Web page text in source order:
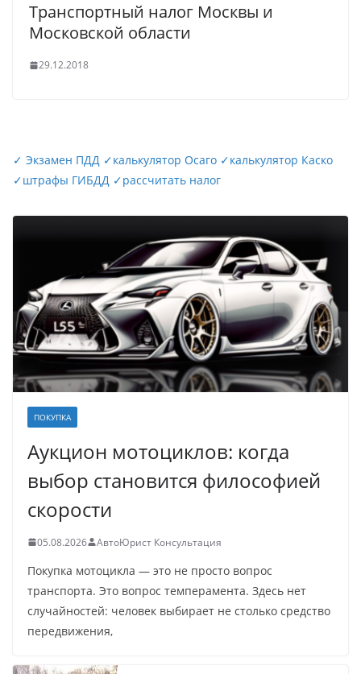
Транспортный налог Москвы и
Московской области
29.12.2018
✓ Экзамен ПДД ✓калькулятор Осаго ✓калькулятор Каско
✓штрафы ГИБДД ✓рассчитать налог
ПОКУПКА
Аукцион мотоциклов: когда
выбор становится философией
скорости
05.08.2026 АвтоЮрист Консультация
Покупка мотоцикла — это не просто вопрос
транспорта. Это вопрос темперамента. Здесь нет
случайностей: человек выбирает не столько средство
передвижения,